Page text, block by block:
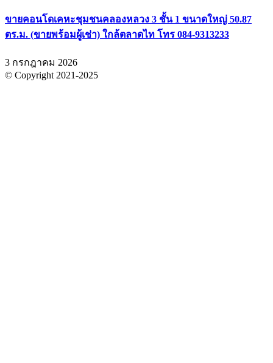
ขายคอนโดเคหะชุมชนคลองหลวง 3 ชั้น 1 ขนาดใหญ่ 50.87
ตร.ม. (ขายพร้อมผู้เช่า) ใกล้ตลาดไท โทร 084-9313233
3 กรกฎาคม 2026
© Copyright 2021-2025